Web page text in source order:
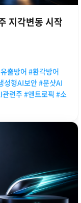
지각변동 시작
출방어 #환각방어
형AI보안 #문샷AI
련주 #앤트로픽 #소